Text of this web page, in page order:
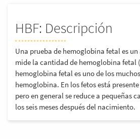
HBF: Descripción
Una prueba de hemoglobina fetal es
mide la cantidad de hemoglobina fetal
hemoglobina fetal es uno de los
hemoglobina. En los fetos está
pero en general se reduce a pequeñas
los seis meses después del nacimiento.